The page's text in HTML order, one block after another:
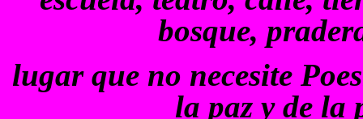
bosque,
lugar que no necesite
la paz y de la